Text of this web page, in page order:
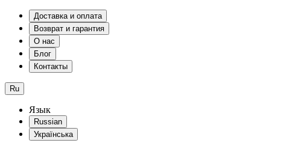
Доставка и оплата
Возврат и гарантия
О нас
Блог
Контакты
Ru
Язык
Russian
Українська